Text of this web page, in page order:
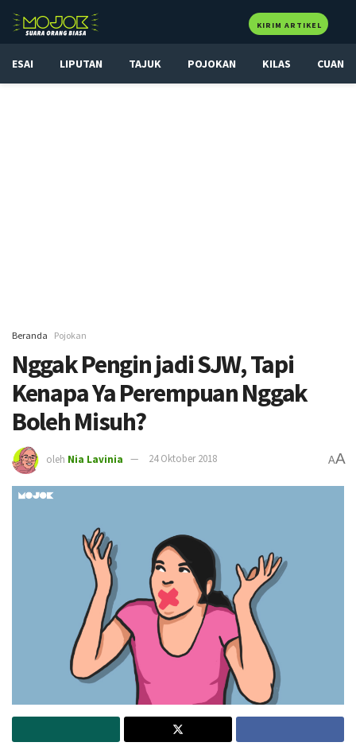
KIRIM ARTIKEL
ESAI LIPUTAN TAJUK POJOKAN KILAS CUAN
Beranda Pojokan
Nggak Pengin jadi SJW, Tapi
Kenapa Ya Perempuan Nggak
Boleh Misuh?
oleh Nia Lavinia 24 Oktober 2018 AA